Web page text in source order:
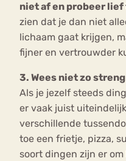
niet af en probeer
zien dat je dan niet
lichaam gaat krijgen,
fijner en vertrouwder
3. Wees niet zo
Als je jezelf steeds
er vaak juist
verschillende
toe een frietje, pizza,
soort dingen zijn er